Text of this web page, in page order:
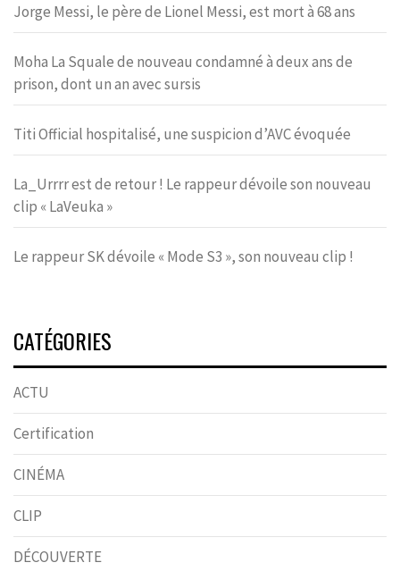
Jorge Messi, le père de Lionel Messi, est mort à 68 ans
Moha La Squale de nouveau condamné à deux ans de
prison, dont un an avec sursis
Titi Official hospitalisé, une suspicion d’AVC évoquée
La_Urrrr est de retour ! Le rappeur dévoile son nouveau
clip « LaVeuka »
Le rappeur SK dévoile « Mode S3 », son nouveau clip !
CATÉGORIES
ACTU
Certification
CINÉMA
CLIP
DÉCOUVERTE